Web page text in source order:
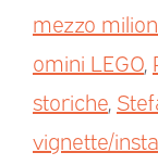
mezzo
omini LEGO,
storiche,
vignette/